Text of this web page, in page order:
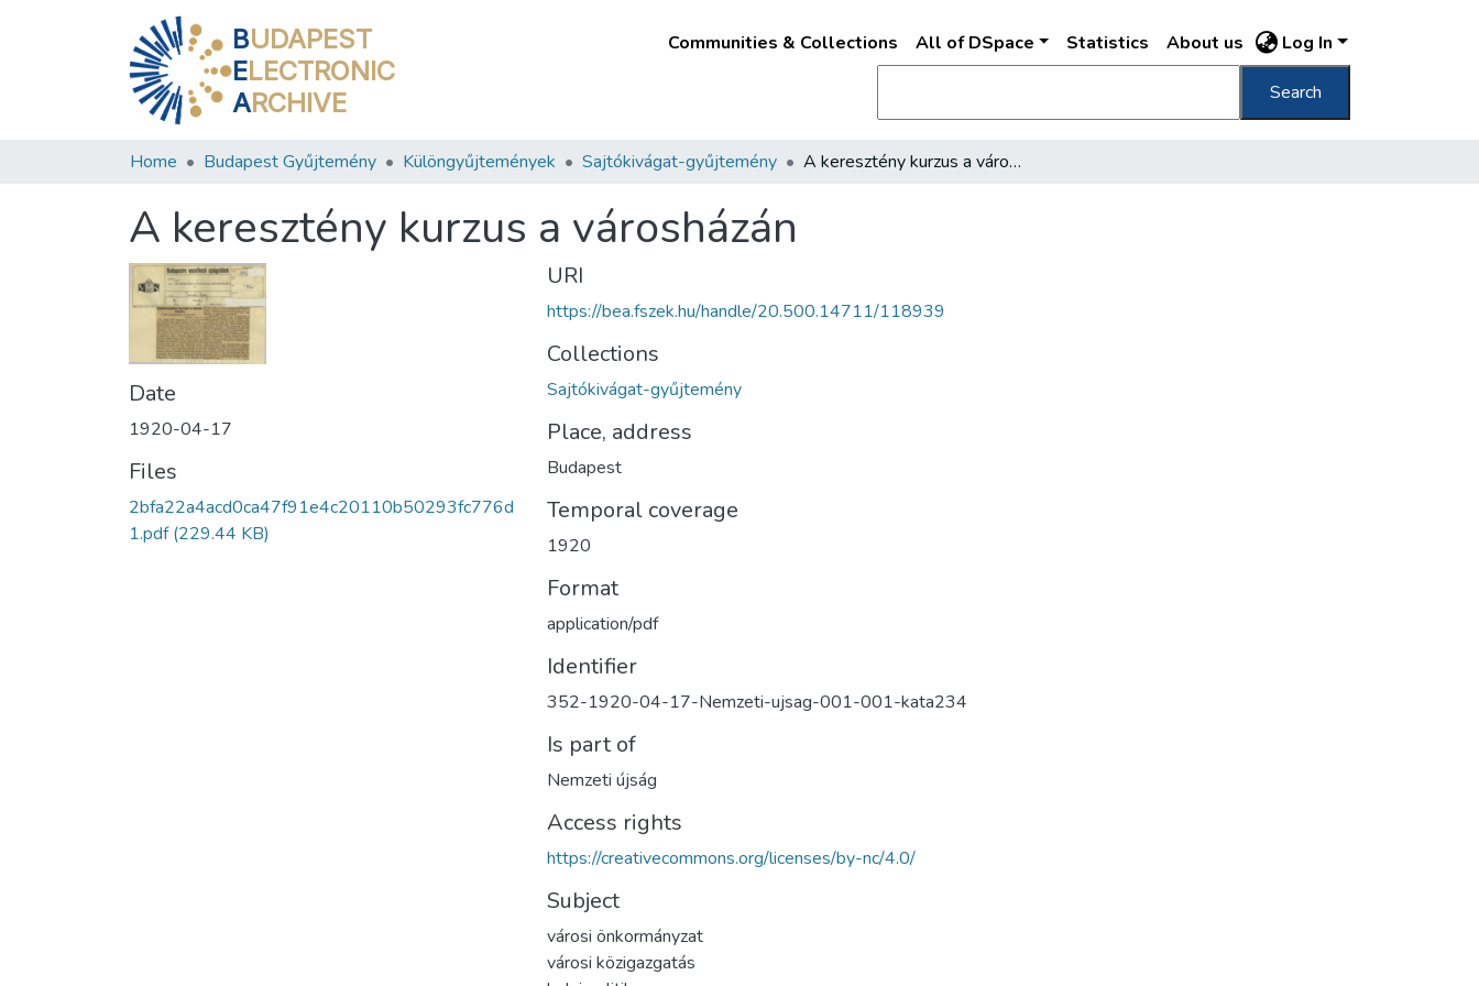
BUDAPEST
ELECTRONIC
ARCHIVE
Communities & Collections All of DSpace Statistics About us Log In
Search
Home Budapest Gyűjtemény Különgyűjtemények Sajtókivágat-gyűjtemény A keresztény kurzus a városházán
A keresztény kurzus a városházán
Date
1920-04-17
Files
2bfa22a4acd0ca47f91e4c20110b50293fc776d
1.pdf(229.44 KB)
URI
https://bea.fszek.hu/handle/20.500.14711/118939
Collections
Sajtókivágat-gyűjtemény
Place, address
Budapest
Temporal coverage
1920
Format
application/pdf
Identifier
352-1920-04-17-Nemzeti-ujsag-001-001-kata234
Is part of
Nemzeti újság
Access rights
https://creativecommons.org/licenses/by-nc/4.0/
Subject
városi önkormányzat
városi közigazgatás